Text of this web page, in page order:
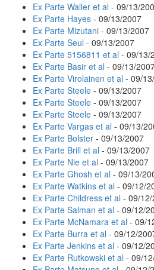
Ex Parte Waller et al - 09/13/
Ex Parte Hayes - 09/13/2007
Ex Parte Mizutani - 09/13/2007
Ex Parte Seul - 09/13/2007
Ex Parte 5156811 et al - 09/13/
Ex Parte Basir et al - 09/13/
Ex Parte Virolainen et al - 09/
Ex Parte Steele - 09/13/2007
Ex Parte Steele - 09/13/2007
Ex Parte Steele - 09/13/2007
Ex Parte Vargas et al - 09/13/
Ex Parte Bolster - 09/13/2007
Ex Parte Brill et al - 09/13/2007
Ex Parte Nie et al - 09/13/2007
Ex Parte Ghosh et al - 09/13/
Ex Parte Watkins et al - 09/12/
Ex Parte Childress et al - 09/
Ex Parte Salman et al - 09/12/
Ex Parte McNamara et al - 09/
Ex Parte Burra et al - 09/12/
Ex Parte Jenkins et al - 09/12/
Ex Parte Rutkowski et al - 09/